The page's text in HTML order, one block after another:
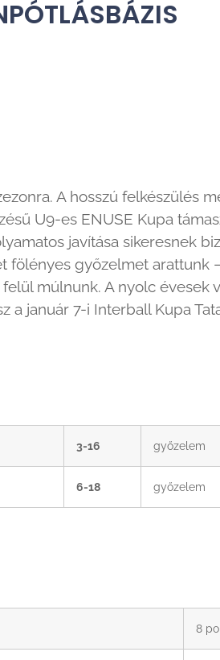
A hosszú felkészülés
U9-es ENUSE Kupa
javítása sikeresnek
fölényes győzelmet arattunk
múlnunk. A nyolc évesek
január 7-i Interball Kupa
3-16 győzelem
6-18 győzelem
8